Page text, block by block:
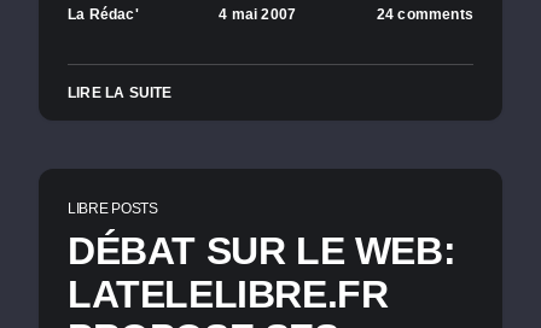
La Rédac' 4 mai 2007 24 comments
LIRE LA SUITE
LIBRE POSTS
DÉBAT SUR LE WEB:
LATELELIBRE.FR